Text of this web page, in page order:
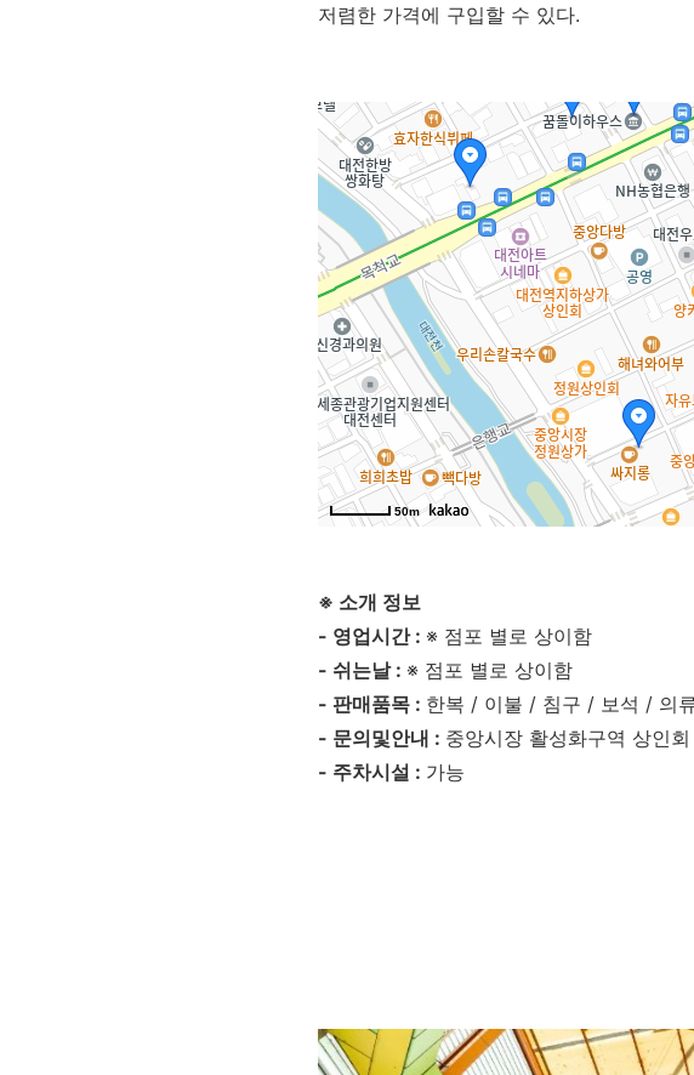
저렴한 가격에 구입할 수 있다.
50m
※ 소개 정보
- 영업시간 : ※ 점포 별로 상이함
- 쉬는날 : ※ 점포 별로 상이함
- 판매품목 : 한복 / 이불 / 침구 / 보석 / 의
- 문의및안내 : 중앙시장 활성화구역 상인
- 주차시설 : 가능